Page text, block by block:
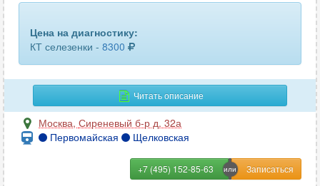
костей черепа
легких 49
лимфоузлов
41
Цена на диагностику:
КТ селезенки - 8300
Читать описание
Москва, Сиреневый б-р д. 32а
Первомайская
Щелковская
+7 (495) 152-85-63